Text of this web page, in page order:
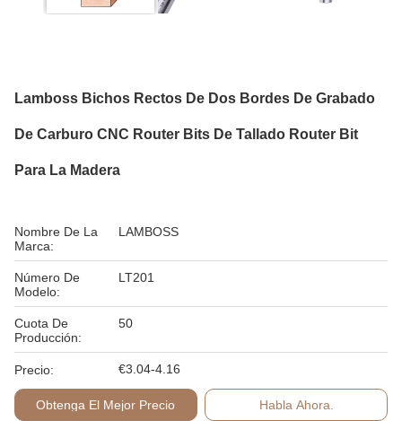
Lamboss Bichos Rectos De Dos Bordes De Grabado
De Carburo CNC Router Bits De Tallado Router Bit
Para La Madera
Nombre De La
Marca:
LAMBOSS
Número De
Modelo:
LT201
Cuota De
Producción:
50
Precio: €3.04-4.16
Obtenga El Mejor Precio Habla Ahora.